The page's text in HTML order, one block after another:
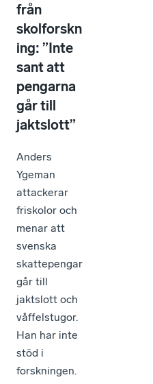
från
skolforskn
ing: ”Inte
sant att
pengarna
går till
jaktslott”
Anders
Ygeman
attackerar
friskolor och
menar att
svenska
skattepengar
går till
jaktslott och
våffelstugor.
Han har inte
stöd i
forskningen.